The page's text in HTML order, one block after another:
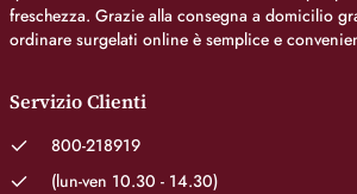
freschezza. Grazie alla consegna a domicilio
ordinare surgelati online è semplice e
Servizio Clienti
800-218919
(lun-ven 10.30 - 14.30)